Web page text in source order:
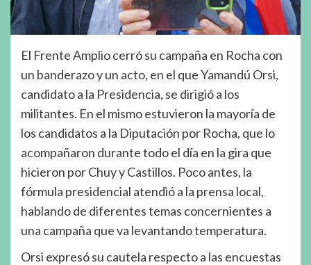
El Frente Amplio cerró su campaña en Rocha con
un banderazo y un acto, en el que Yamandú Orsi,
candidato a la Presidencia, se dirigió a los
militantes. En el mismo estuvieron la mayoría de
los candidatos a la Diputación por Rocha, que lo
acompañaron durante todo el día en la gira que
hicieron por Chuy y Castillos. Poco antes, la
fórmula presidencial atendió a la prensa local,
hablando de diferentes temas concernientes a
una campaña que va levantando temperatura.
Orsi expresó su cautela respecto a las encuestas